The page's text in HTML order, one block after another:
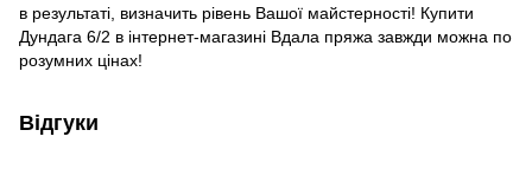
в результаті, визначить рівень Вашої майстерності! Купити
Дундага 6/2 в інтернет-магазині Вдала пряжа завжди можна по
розумних цінах!
Відгуки